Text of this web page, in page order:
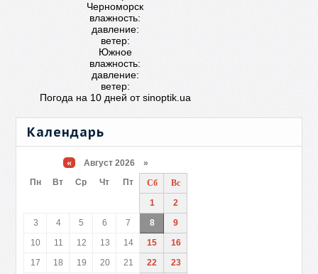
Черноморск
влажность:
давление:
ветер:
Южное
влажность:
давление:
ветер:
Погода на 10 дней отsinoptik.ua
Календарь
« Август 2026 »
Пн
Вт Ср Чт Пт Сб
Вс
1
2
3
4 5 6 7 8
9
10
11 12 13 14 15
16
17
18 19 20 21 22
23